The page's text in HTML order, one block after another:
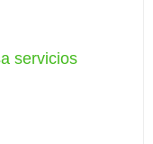
servicios